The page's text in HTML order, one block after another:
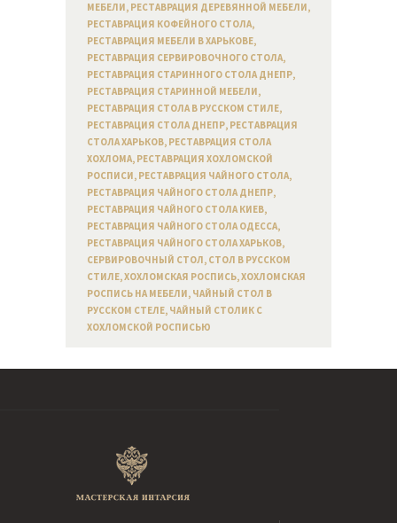
МЕБЕЛИ, РЕСТАВРАЦИЯ ДЕРЕВЯННОЙ МЕБЕЛИ,
РЕСТАВРАЦИЯ КОФЕЙНОГО СТОЛА,
РЕСТАВРАЦИЯ МЕБЕЛИ В ХАРЬКОВЕ,
РЕСТАВРАЦИЯ СЕРВИРОВОЧНОГО СТОЛА,
РЕСТАВРАЦИЯ СТАРИННОГО СТОЛА ДНЕПР,
РЕСТАВРАЦИЯ СТАРИННОЙ МЕБЕЛИ,
РЕСТАВРАЦИЯ СТОЛА В РУССКОМ СТИЛЕ,
РЕСТАВРАЦИЯ СТОЛА ДНЕПР, РЕСТАВРАЦИЯ
СТОЛА ХАРЬКОВ, РЕСТАВРАЦИЯ СТОЛА
ХОХЛОМА, РЕСТАВРАЦИЯ ХОХЛОМСКОЙ
РОСПИСИ, РЕСТАВРАЦИЯ ЧАЙНОГО СТОЛА,
РЕСТАВРАЦИЯ ЧАЙНОГО СТОЛА ДНЕПР,
РЕСТАВРАЦИЯ ЧАЙНОГО СТОЛА КИЕВ,
РЕСТАВРАЦИЯ ЧАЙНОГО СТОЛА ОДЕССА,
РЕСТАВРАЦИЯ ЧАЙНОГО СТОЛА ХАРЬКОВ,
СЕРВИРОВОЧНЫЙ СТОЛ, СТОЛ В РУССКОМ
СТИЛЕ,ХОХЛОМСКАЯ РОСПИСЬ,ХОХЛОМСКАЯ
РОСПИСЬ НА МЕБЕЛИ, ЧАЙНЫЙ СТОЛ В
РУССКОМ СТЕЛЕ, ЧАЙНЫЙ СТОЛИК С
ХОХЛОМСКОЙ РОСПИСЬЮ